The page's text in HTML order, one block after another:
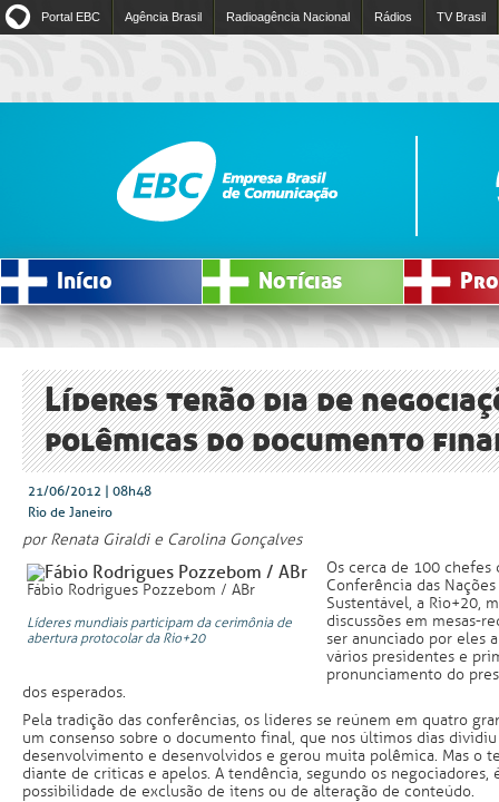
Portal EBC Agência Brasil Radioagência Nacional Rádios TV Brasil
Início Notícias
Líderes terão dia de
polêmicas do documento
21/06/2012 | 08h48
Rio de Janeiro
por Renata Giraldi e Carolina Gonçalves
Fábio Rodrigues Pozzebom / ABr
Líderes mundiais participam da cerimônia de
abertura protocolar da Rio+20
Os cerca de 100 chefes
Conferência das
Sustentável, a Rio+20,
discussões em mesas-
ser anunciado por eles
vários presidentes e
pronunciamento do
dos esperados.
Pela tradição das conferências, os líderes se reúnem em quatro
um consenso sobre o documento final, que nos últimos dias
desenvolvimento e desenvolvidos e gerou muita polêmica. Mas o
diante de críticas e apelos. A tendência, segundo os negociadores,
possibilidade de exclusão de itens ou de alteração de conteúdo.